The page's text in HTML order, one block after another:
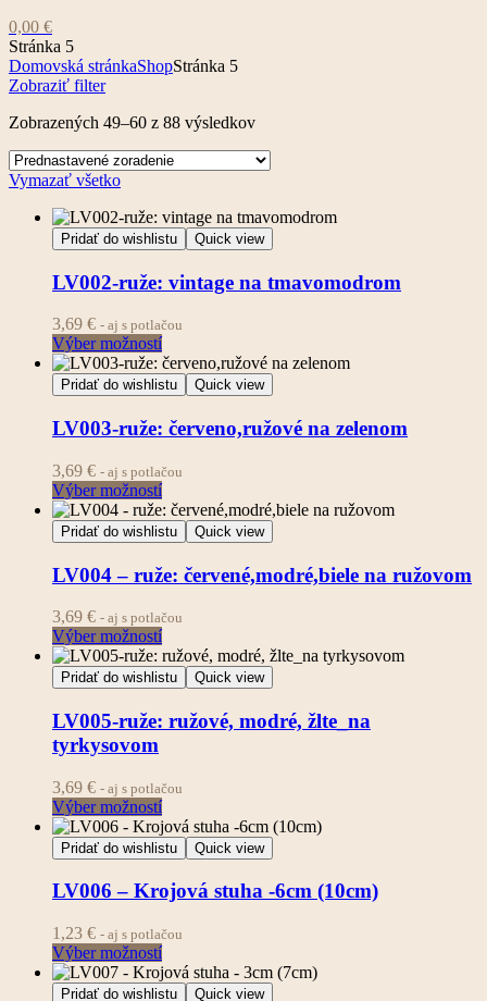
0,00 €
Stránka 5
Domovská stránkaShopStránka 5
Zobraziť filter
Zobrazených 49–60 z 88 výsledkov
Vymazať všetko
Pridať do wishlistu Quick view
LV002-ruže: vintage na tmavomodrom
3,69 € - aj s potlačou
Výber možností
Pridať do wishlistu Quick view
LV003-ruže: červeno,ružové na zelenom
3,69 € - aj s potlačou
Výber možností
Pridať do wishlistu Quick view
LV004 – ruže: červené,modré,biele na ružovom
3,69 € - aj s potlačou
Výber možností
Pridať do wishlistu Quick view
LV005-ruže: ružové, modré, žlte_na
tyrkysovom
3,69 € - aj s potlačou
Výber možností
Pridať do wishlistu Quick view
LV006 – Krojová stuha -6cm (10cm)
1,23 € - aj s potlačou
Výber možnostíTento
produkt
má
Pridať do wishlistu Quick view